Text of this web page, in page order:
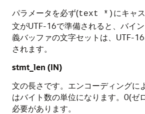
パラメータを必ず(text *) にキャ
文がUTF-16で準備されると、バイ
義バッファの文字セットは、UTF-
されます。
stmt_len (IN)
文の長さです。エンコーディングに
はバイト数の単位になります。0(ゼ
必要があります。